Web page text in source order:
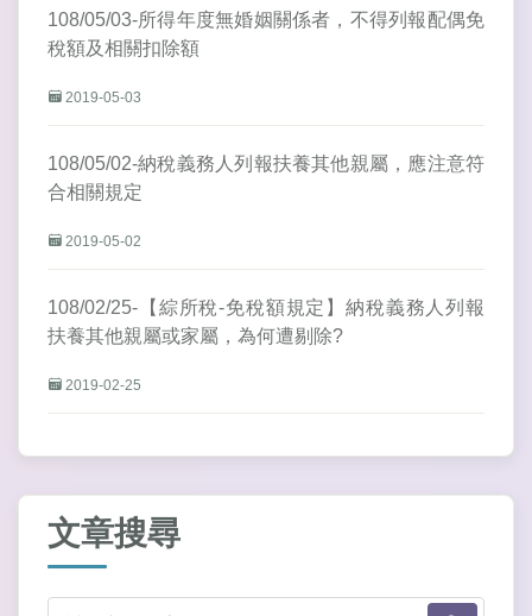
108/05/03-所得年度無婚姻關係者，不得列報配偶免
稅額及相關扣除額
2019-05-03
108/05/02-納稅義務人列報扶養其他親屬，應注意符
合相關規定
2019-05-02
108/02/25-【綜所稅-免稅額規定】納稅義務人列報
扶養其他親屬或家屬，為何遭剔除?
2019-02-25
文章搜尋